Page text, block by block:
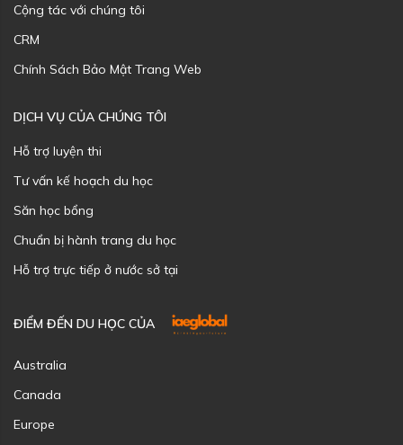
Cộng tác với chúng tôi
CRM
Chính Sách Bảo Mật Trang Web
DỊCH VỤ CỦA CHÚNG TÔI
Hỗ trợ luyện thi
Tư vấn kế hoạch du học
Săn học bổng
Chuẩn bị hành trang du học
Hỗ trợ trực tiếp ở nước sở tại
ĐIỂM ĐẾN DU HỌC CỦA
Australia
Canada
Europe